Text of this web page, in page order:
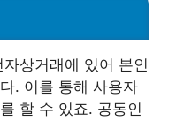
상거래에 있어 본인
. 이를 통해 사용자
할 수 있죠. 공동인